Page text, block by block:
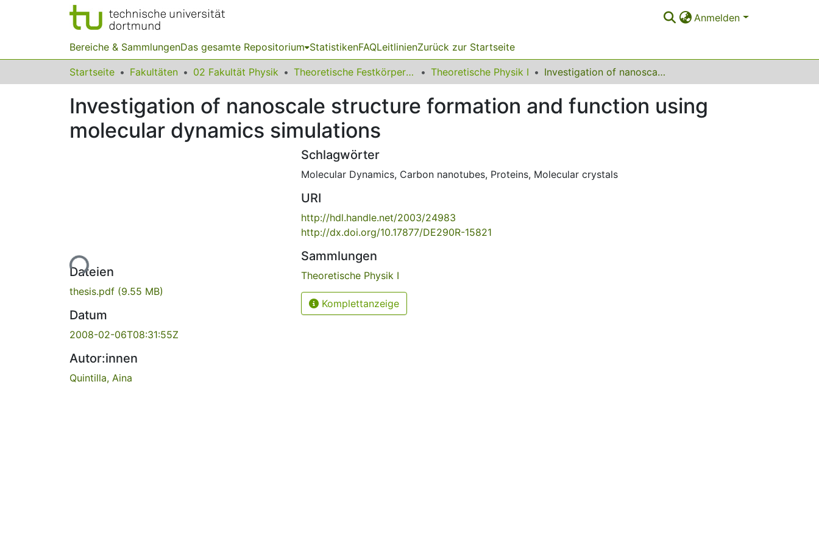
Anmelden
Bereiche & SammlungenDas gesamte Repositorium StatistikenFAQLeitlinienZurück zur Startseite
Startseite Fakultäten 02 Fakultät Physik Theoretische Festkörperphysik Theoretische Physik I Investigation of nanoscale structure formation and function using molecular dynamics simulations
Investigation of nanoscale structure formation and function using
molecular dynamics simulations
Lade...
Dateien
thesis.pdf (9.55 MB)
Datum
2008-02-06T08:31:55Z
Autor:innen
Quintilla, Aina
Schlagwörter
Molecular Dynamics, Carbon nanotubes, Proteins, Molecular crystals
URI
http://hdl.handle.net/2003/24983
http://dx.doi.org/10.17877/DE290R-15821
Sammlungen
Theoretische Physik I
Komplettanzeige